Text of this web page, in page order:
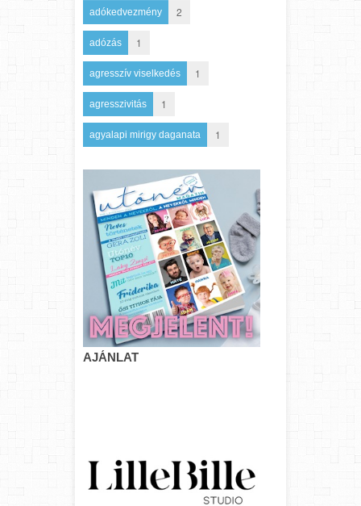
adókedvezmény 2
adózás 1
agresszív viselkedés 1
agresszivitás 1
agyalapi mirigy daganata 1
AJÁNLAT